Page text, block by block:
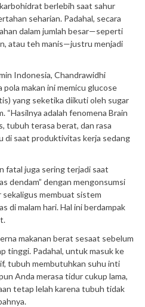
berlebih saat sahur
seharian. Padahal, secara
dalam jumlah besar—seperti
atau teh manis—justru menjadi
Indonesia, Chandrawidhi
makan ini memicu glucose
yang seketika diikuti oleh sugar
“Hasilnya adalah fenomena Brain
tubuh terasa berat, dan rasa
di saat produktivitas kerja sedang
fatal juga sering terjadi saat
dendam” dengan mengonsumsi
sekaligus membuat sistem
di malam hari. Hal ini berdampak
makanan berat sesaat sebelum
tinggi. Padahal, untuk masuk ke
tubuh membutuhkan suhu inti
Anda merasa tidur cukup lama,
tetap lelah karena tubuh tidak